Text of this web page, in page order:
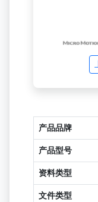
产品品牌
产品型号
资料类型
文件类型